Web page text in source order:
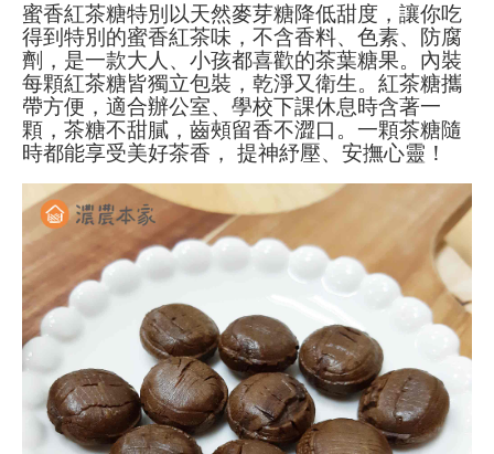
蜜香紅茶糖特別以天然麥芽糖降低甜度，讓你吃
得到特別的蜜香紅茶味，不含香料、色素、防腐
劑，是一款大人、小孩都喜歡的茶葉糖果。內裝
每顆紅茶糖皆獨立包裝，乾淨又衛生。紅茶糖攜
帶方便，適合辦公室、學校下課休息時含著一
顆，茶糖不甜膩，齒頰留香不澀口。一顆茶糖隨
時都能享受美好茶香， 提神紓壓、安撫心靈！